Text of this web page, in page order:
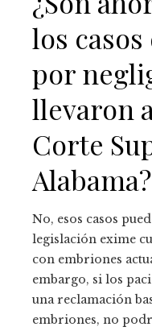
los
por
llevaron
Corte
Alabama?
No, esos casos
legislación exime
con embriones
embargo, si los
una reclamación
embriones, no